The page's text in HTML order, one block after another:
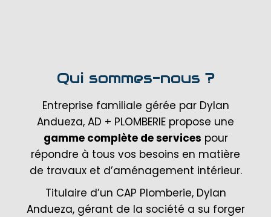
Qui sommes-nous ?
Entreprise familiale gérée par Dylan
Andueza, AD + PLOMBERIE propose une
gamme complète de services pour
répondre à tous vos besoins en matière
de travaux et d’aménagement intérieur.
Titulaire d’un CAP Plomberie, Dylan
Andueza, gérant de la société a su forger